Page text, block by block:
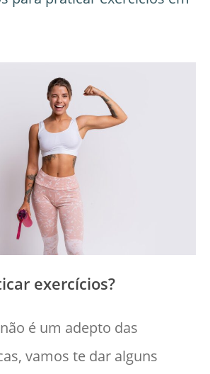
exercícios?
é um adepto das
vamos te dar alguns